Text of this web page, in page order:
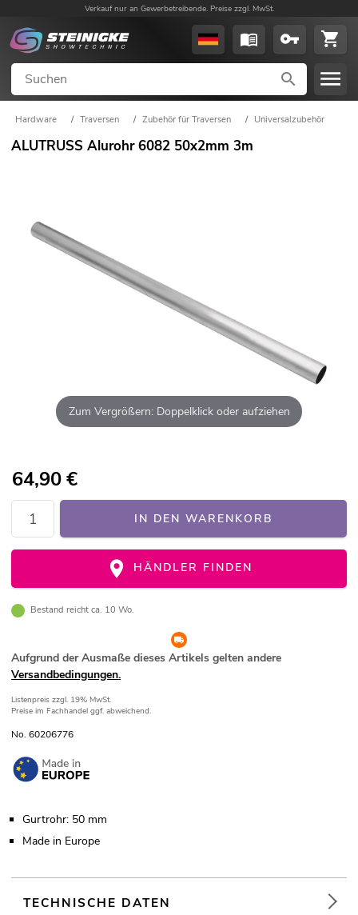
Verkauf nur an Gewerbetreibende. Preise zzgl. MwSt.
Hardware / Traversen / Zubehör für Traversen / Universalzubehör
ALUTRUSS Alurohr 6082 50x2mm 3m
Zum Vergrößern: Doppelklick oder aufziehen
64,90€
IN DEN WARENKORB
HÄNDLER FINDEN
Bestand reicht ca. 10 Wo.
Aufgrund der Ausmaße dieses Artikels gelten andere
Versandbedingungen.
Listenpreis zzgl. 19% MwSt.
Preise im Fachhandel ggf. abweichend.
No. 60206776
Gurtrohr: 50 mm
Made in Europe
TECHNISCHE DATEN